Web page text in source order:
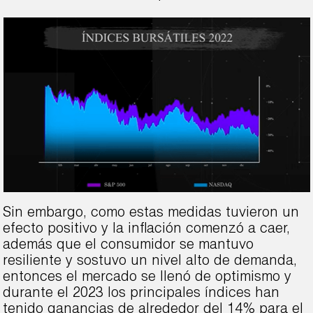
Sin embargo, como estas medidas tuvieron un
efecto positivo y la inflación comenzó a caer,
además que el consumidor se mantuvo
resiliente y sostuvo un nivel alto de demanda,
entonces el mercado se llenó de optimismo y
durante el 2023 los principales índices han
tenido ganancias de alrededor del 14% para el